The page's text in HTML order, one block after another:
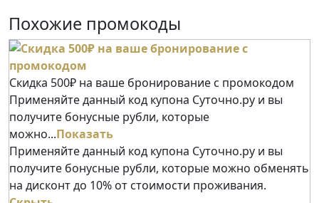
Похожие промокоды
Скидка 500₽ на ваше бронирование с промокодом
Применяйте данный код купона Суточно.ру и вы
получите бонусные рубли, которые
можно...Показать
Применяйте данный код купона Суточно.ру и вы
получите бонусные рубли, которые можно обменять
на дисконт до 10% от стоимости проживания.